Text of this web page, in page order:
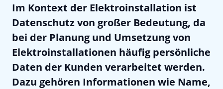
Im Kontext der Elektroinstallation ist
Datenschutz von großer Bedeutung, da
bei der Planung und Umsetzung von
Elektroinstallationen häufig persönliche
Daten der Kunden verarbeitet werden.
Dazu gehören Informationen wie Name,